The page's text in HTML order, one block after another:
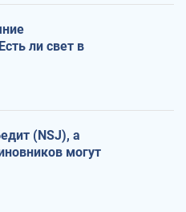
ли свет в
(NSJ), а
могут